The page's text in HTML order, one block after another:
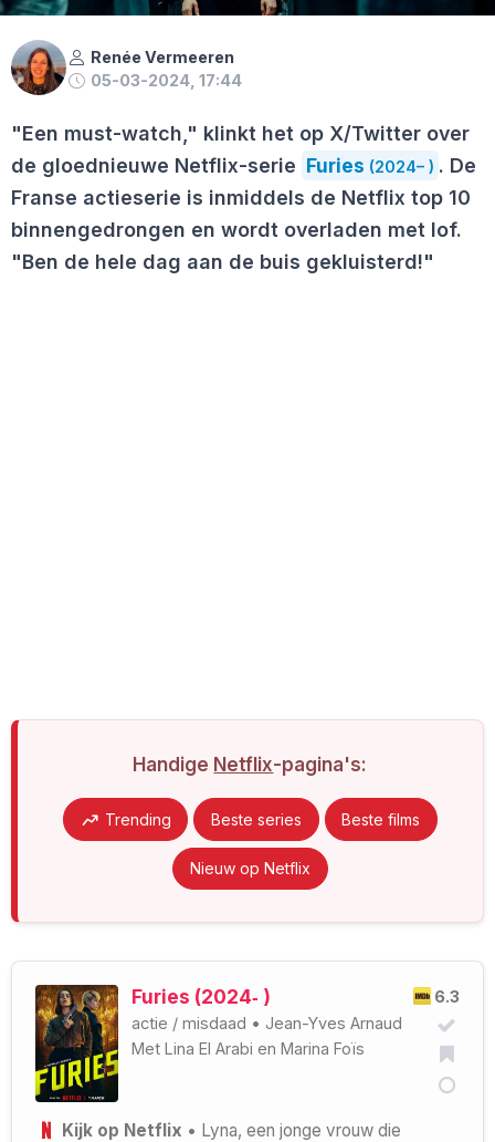
Renée Vermeeren
05-03-2024, 17:44
"Een must-watch," klinkt het op X/Twitter over
de gloednieuwe Netflix-serie Furies (2024– ) . De
Franse actieserie is inmiddels de Netflix top 10
binnengedrongen en wordt overladen met lof.
"Ben de hele dag aan de buis gekluisterd!"
Handige Netflix-pagina's:
Trending Beste series Beste films
Nieuw op Netflix
6.3
Furies (2024‑ )
actie / misdaad • Jean-Yves Arnaud
Met Lina El Arabi en Marina Foïs
Kijk op Netflix • Lyna, een jonge vrouw die